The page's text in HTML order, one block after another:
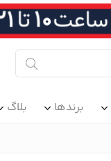
برندها بلاگ